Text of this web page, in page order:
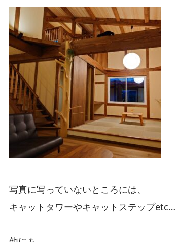
写真に写っていないところには、
キャットタワーやキャットステップetc…